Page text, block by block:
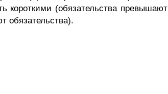
короткими (обязательства превышают
обязательства).